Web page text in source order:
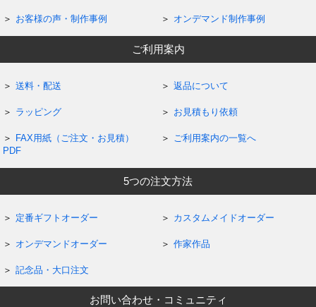
お客様の声・制作事例 オンデマンド制作事例
ご利用案内
送料・配送 返品について
ラッピング お見積もり依頼
FAX用紙（ご注文・お見積）
PDF
ご利用案内の一覧へ
5つの注文方法
定番ギフトオーダー カスタムメイドオーダー
オンデマンドオーダー 作家作品
記念品・大口注文
お問い合わせ・コミュニティ